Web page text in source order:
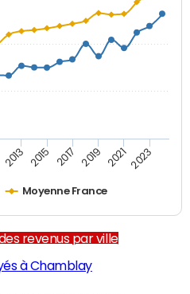
Moyenne France
2013 2015 2017 2019 2021 2023
revenus par ville
à Chamblay